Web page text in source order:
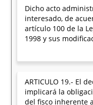
Dicho acto
interesado, de
artículo 100 de la
1998 y sus
ARTICULO 19.- El
implicará la
del fisco inherente